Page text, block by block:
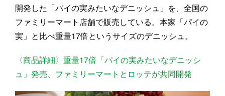
開発した「パイの実みたいなデニッシュ」を、全国の
ファミリーマート店舗で販売している。本家「パイの
実」と比べ重量17倍というサイズのデニッシュ。
〈商品詳細〉重量17倍「パイの実みたいなデニッシ
ュ」発売、ファミリーマートとロッテが共同開発